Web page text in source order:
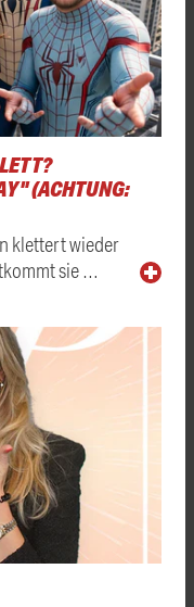
(ACHTUNG:
klettert wieder
sie …